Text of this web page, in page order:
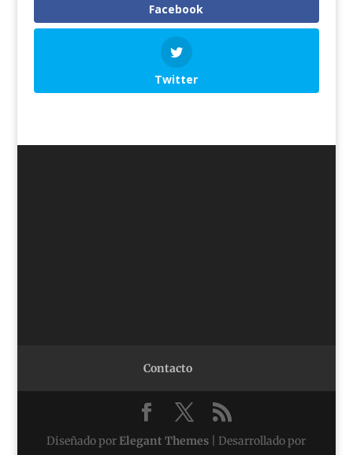
Facebook
Twitter
Contacto
Diseñado porElegant Themes | Desarrollado por